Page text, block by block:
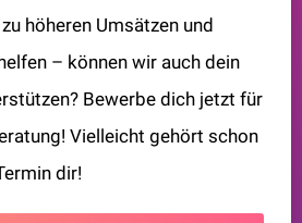
höheren Umsätzen und
– können wir auch dein
Bewerbe dich jetzt für
Vielleicht gehört schon
dir!